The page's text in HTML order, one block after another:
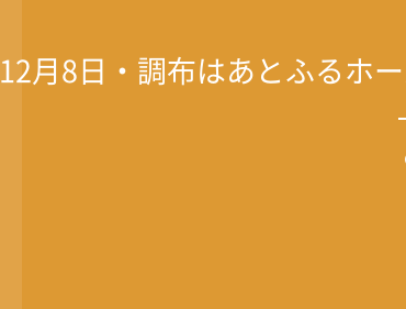
12月8日・調布はあとふるホ